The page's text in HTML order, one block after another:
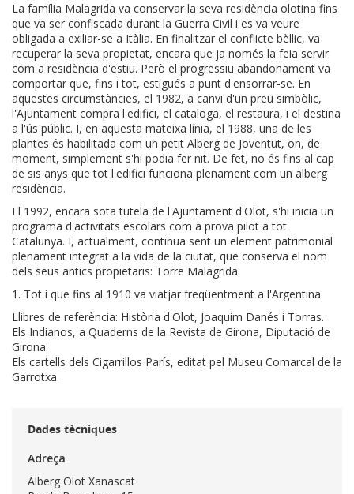
La família Malagrida va conservar la seva residència olotina fins
que va ser confiscada durant la Guerra Civil i es va veure
obligada a exiliar-se a Itàlia. En finalitzar el conflicte bèl·lic, va
recuperar la seva propietat, encara que ja només la feia servir
com a residència d'estiu. Però el progressiu abandonament va
comportar que, fins i tot, estigués a punt d'ensorrar-se. En
aquestes circumstàncies, el 1982, a canvi d'un preu simbòlic,
l'Ajuntament compra l'edifici, el cataloga, el restaura, i el destina
a l'ús públic. I, en aquesta mateixa línia, el 1988, una de les
plantes és habilitada com un petit Alberg de Joventut, on, de
moment, simplement s'hi podia fer nit. De fet, no és fins al cap
de sis anys que tot l'edifici funciona plenament com un alberg
residència.
El 1992, encara sota tutela de l'Ajuntament d'Olot, s'hi inicia un
programa d'activitats escolars com a prova pilot a tot
Catalunya. I, actualment, continua sent un element patrimonial
plenament integrat a la vida de la ciutat, que conserva el nom
dels seus antics propietaris: Torre Malagrida.
1. Tot i que fins al 1910 va viatjar freqüentment a l'Argentina.
Llibres de referència: Història d'Olot, Joaquim Danés i Torras.
Els Indianos, a Quaderns de la Revista de Girona, Diputació de
Girona.
Els cartells dels Cigarrillos París, editat pel Museu Comarcal de la
Garrotxa.
Dades tècniques
Adreça
Alberg Olot Xanascat